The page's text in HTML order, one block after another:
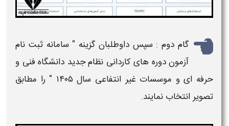
گام دوم : سپس داوطلبان گزینه " سامانه ثبت نام
آزمون دوره های كاردانی نظام جدید دانشگاه فنی و
حرفه ای و موسسات غیر انتفاعی سال ۱۴۰۵
" را مطابق
تصویر انتخاب نمایند.